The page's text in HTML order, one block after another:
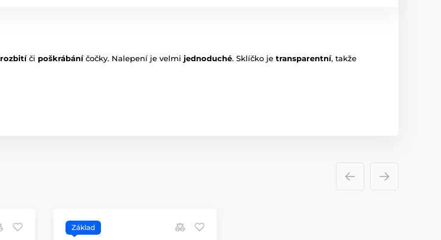
rozbitíči poškrábáníčočky. Nalepení je velmi jednoduché. Sklíčko je transparentní, takže
Základ